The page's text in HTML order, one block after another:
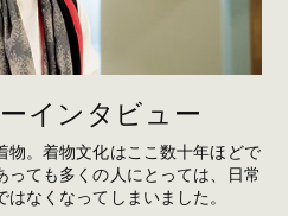
インタビュー
物。着物文化はここ数十年ほどで
っても多くの人にとっては、日常
なくなってしまいました。